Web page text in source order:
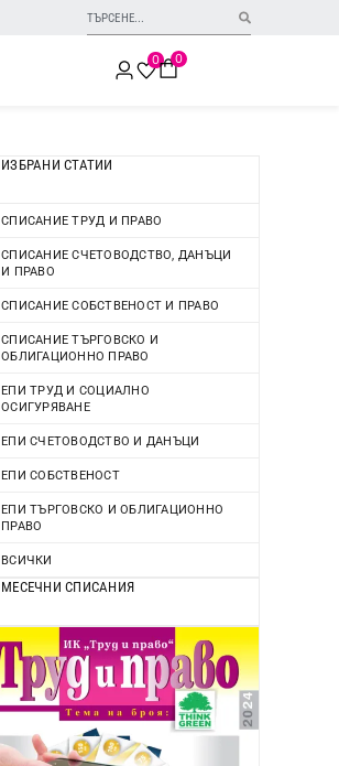
0 0
ИЗБРАНИ СТАТИИ
СПИСАНИЕ ТРУД И ПРАВО
СПИСАНИЕ СЧЕТОВОДСТВО, ДАНЪЦИ
И ПРАВО
СПИСАНИЕ СОБСТВЕНОСТ И ПРАВО
СПИСАНИЕ ТЪРГОВСКО И
ОБЛИГАЦИОННО ПРАВО
ЕПИ ТРУД И СОЦИАЛНО
ОСИГУРЯВАНЕ
ЕПИ СЧЕТОВОДСТВО И ДАНЪЦИ
ЕПИ СОБСТВЕНОСТ
ЕПИ ТЪРГОВСКО И ОБЛИГАЦИОННО
ПРАВО
ВСИЧКИ
МЕСЕЧНИ СПИСАНИЯ